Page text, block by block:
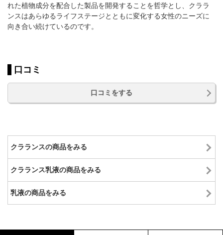
れた植物成分を配合した製品を開発することを哲学とし、クララ
ンスはあらゆるライフステージとともに変化する女性のニーズに
向き合い続けているのです。
口コミ
口コミをする
クラランスの商品をみる
クラランス乳液の商品をみる
乳液の商品をみる